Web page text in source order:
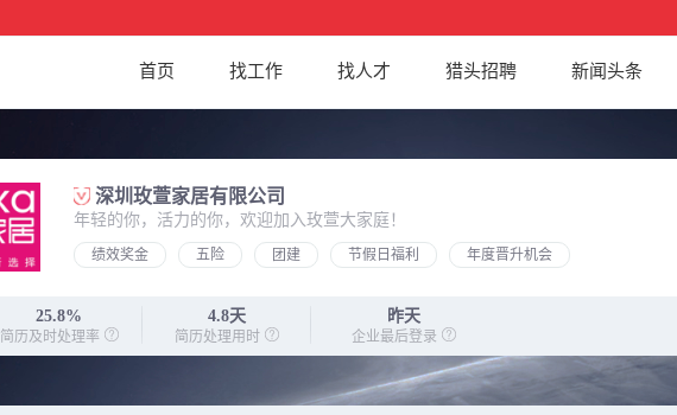
首页 找工作 找人才 猎头招聘 新闻头条
深圳玫萱家居有限公司
年轻的你，活力的你，欢迎加入玫萱大家庭！
绩效奖金 五险 团建 节假日福利 年度晋升机会
25.8%
简历及时处理率
4.8天
简历处理用时
昨天
企业最后登录